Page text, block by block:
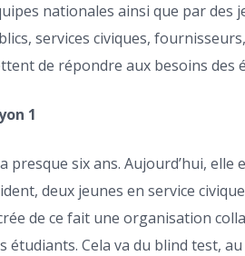
nationales ainsi que par
services civiques,
de répondre aux besoins des
1
presque six ans. Aujourd’hui,
deux jeunes en service
de ce fait une organisation
Cela va du blind test,